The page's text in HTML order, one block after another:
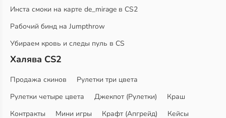
Инста смоки на карте de_mirage в CS2
Рабочий бинд на Jumpthrow
Убираем кровь и следы пуль в CS
Халява CS2
Продажа скинов
Рулетки три цвета
Рулетки четыре цвета
Джекпот (Рулетки)
Краш
Контракты
Мини игры Крафт (Апгрейд)
Кейсы